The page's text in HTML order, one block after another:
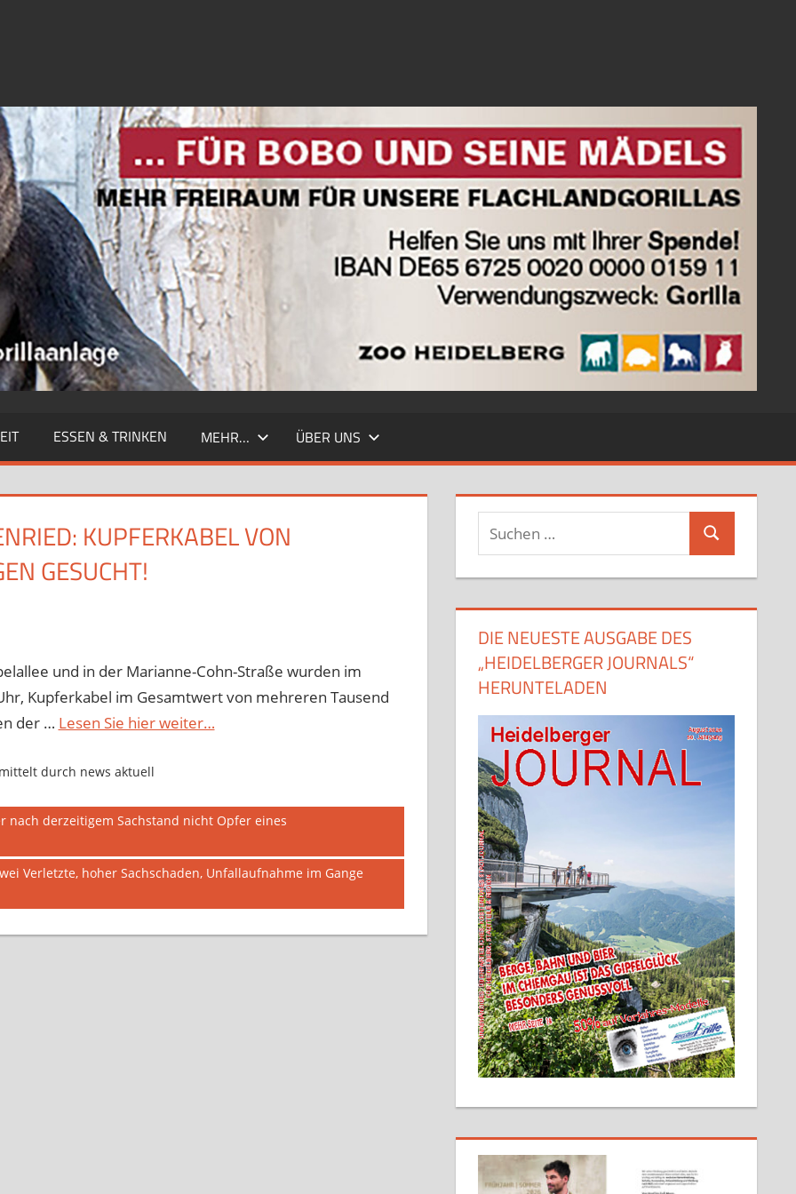
ESSEN & TRINKEN MEHR… ÜBER UNS
KUPFERKABEL VON
GESUCHT!
und in der Marianne-Cohn-Straße wurden im
Kupferkabel im Gesamtwert von mehreren Tausend
der … Lesen Sie hier weiter…
durch news aktuell
nach derzeitigem Sachstand nicht Opfer eines
Verletzte, hoher Sachschaden, Unfallaufnahme im Gange
Suchen
Suchen
DIE NEUESTE AUSGABE DES
„HEIDELBERGER JOURNALS“
HERUNTELADEN